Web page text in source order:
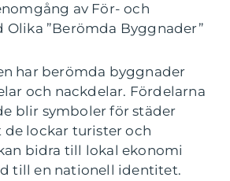
av För- och
Olika ”Berömda Byggnader”
har berömda byggnader
och nackdelar. Fördelarna
blir symboler för städer
de lockar turister och
bidra till lokal ekonomi
till en nationell identitet.